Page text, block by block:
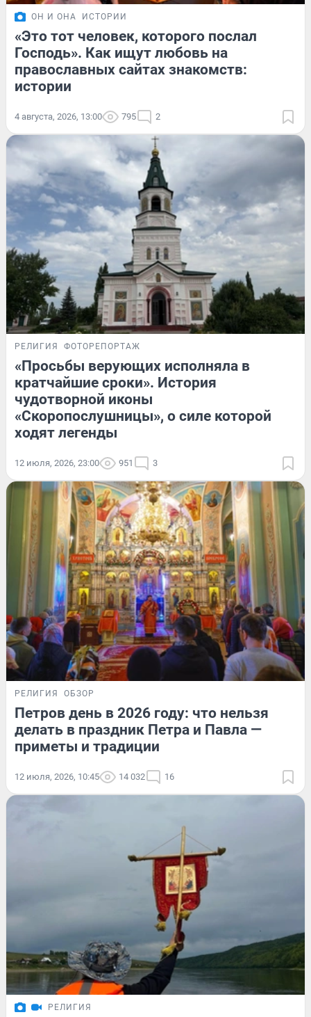
ОН И ОНА ИСТОРИИ
«Это тот человек, которого послал
Господь». Как ищут любовь на
православных сайтах знакомств:
истории
4 августа, 2026, 13:00 795 2
РЕЛИГИЯ ФОТОРЕПОРТАЖ
«Просьбы верующих исполняла в
кратчайшие сроки». История
чудотворной иконы
«Скоропослушницы», о силе которой
ходят легенды
12 июля, 2026, 23:00 951 3
РЕЛИГИЯ ОБЗОР
Петров день в 2026 году: что нельзя
делать в праздник Петра и Павла —
приметы и традиции
12 июля, 2026, 10:45 14 032 16
РЕЛИГИЯ